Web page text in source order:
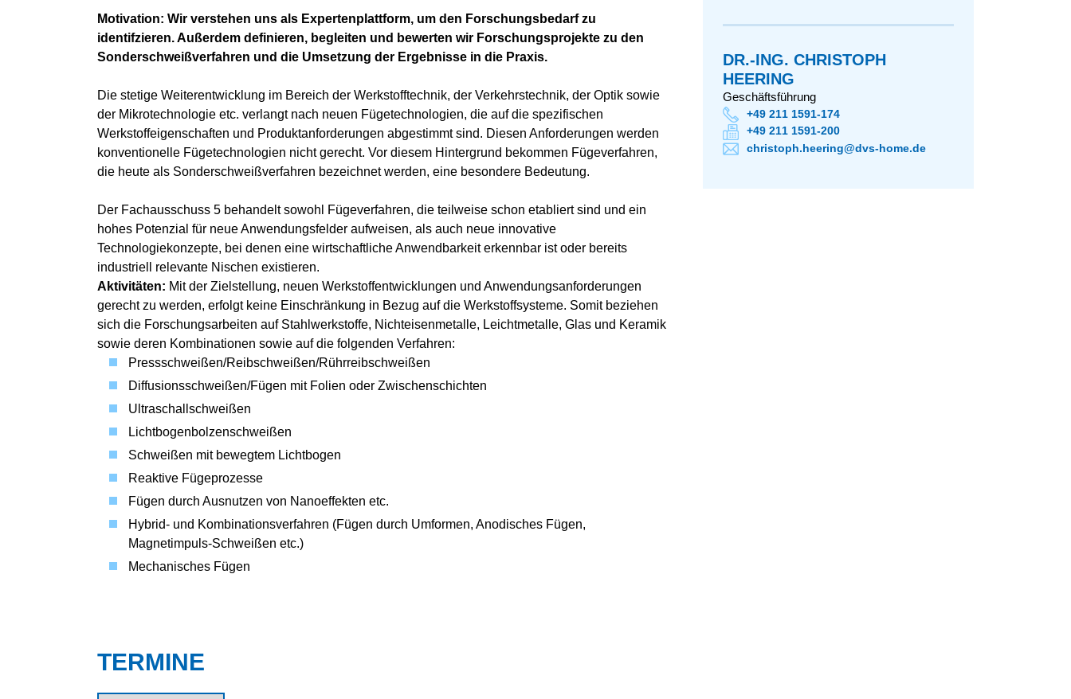
Motivation: Wir verstehen uns als Expertenplattform, um den Forschungsbedarf zu
identifzieren. Außerdem definieren, begleiten und bewerten wir Forschungsprojekte zu den
Sonderschweißverfahren und die Umsetzung der Ergebnisse in die Praxis.
Die stetige Weiterentwicklung im Bereich der Werkstofftechnik, der Verkehrstechnik, der Optik sowie
der Mikrotechnologie etc. verlangt nach neuen Fügetechnologien, die auf die spezifischen
Werkstoffeigenschaften und Produktanforderungen abgestimmt sind. Diesen Anforderungen werden
konventionelle Fügetechnologien nicht gerecht. Vor diesem Hintergrund bekommen Fügeverfahren,
die heute als Sonderschweißverfahren bezeichnet werden, eine besondere Bedeutung.
Der Fachausschuss 5 behandelt sowohl Fügeverfahren, die teilweise schon etabliert sind und ein
hohes Potenzial für neue Anwendungsfelder aufweisen, als auch neue innovative
Technologiekonzepte, bei denen eine wirtschaftliche Anwendbarkeit erkennbar ist oder bereits
industriell relevante Nischen existieren.
Aktivitäten: Mit der Zielstellung, neuen Werkstoffentwicklungen und Anwendungsanforderungen
gerecht zu werden, erfolgt keine Einschränkung in Bezug auf die Werkstoffsysteme. Somit beziehen
sich die Forschungsarbeiten auf Stahlwerkstoffe, Nichteisenmetalle, Leichtmetalle, Glas und Keramik
sowie deren Kombinationen sowie auf die folgenden Verfahren:
Pressschweißen/Reibschweißen/Rührreibschweißen
Diffusionsschweißen/Fügen mit Folien oder Zwischenschichten
Ultraschallschweißen
Lichtbogenbolzenschweißen
Schweißen mit bewegtem Lichtbogen
Reaktive Fügeprozesse
Fügen durch Ausnutzen von Nanoeffekten etc.
Hybrid- und Kombinationsverfahren (Fügen durch Umformen, Anodisches Fügen,
Magnetimpuls-Schweißen etc.)
Mechanisches Fügen
DR.-ING. CHRISTOPH
HEERING
Geschäftsführung
+49 211 1591-174
+49 211 1591-200
christoph.heering@dvs-home.de
TERMINE